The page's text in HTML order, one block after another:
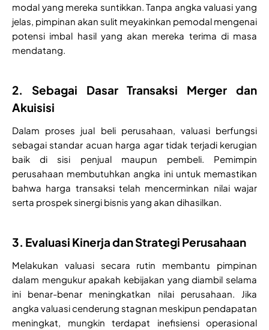
modal yang mereka suntikkan. Tanpa angka valuasi yang
jelas, pimpinan akan sulit meyakinkan pemodal mengenai
potensi imbal hasil yang akan mereka terima di masa
mendatang.
2. Sebagai Dasar Transaksi Merger dan
Akuisisi
Dalam proses jual beli perusahaan, valuasi berfungsi
sebagai standar acuan harga agar tidak terjadi kerugian
baik di sisi penjual maupun pembeli. Pemimpin
perusahaan membutuhkan angka ini untuk memastikan
bahwa harga transaksi telah mencerminkan nilai wajar
serta prospek sinergi bisnis yang akan dihasilkan.
3. Evaluasi Kinerja dan Strategi Perusahaan
Melakukan valuasi secara rutin membantu pimpinan
dalam mengukur apakah kebijakan yang diambil selama
ini benar-benar meningkatkan nilai perusahaan. Jika
angka valuasi cenderung stagnan meskipun pendapatan
meningkat, mungkin terdapat inefisiensi operasional